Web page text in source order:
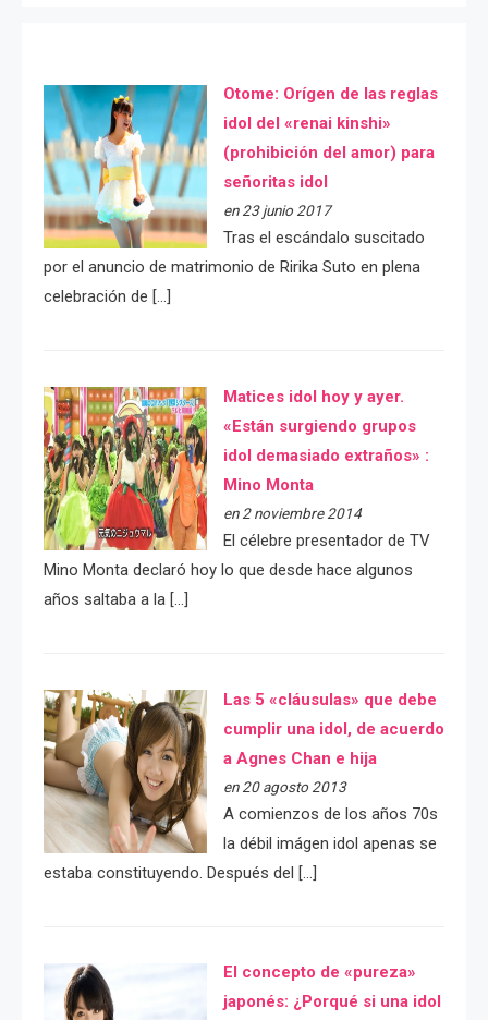
Otome: Orígen de las reglas
idol del «renai kinshi»
(prohibición del amor) para
señoritas idol
en 23 junio 2017
Tras el escándalo suscitado
por el anuncio de matrimonio de Ririka Suto en plena
celebración de […]
Matices idol hoy y ayer.
«Están surgiendo grupos
idol demasiado extraños» :
Mino Monta
en 2 noviembre 2014
El célebre presentador de TV
Mino Monta declaró hoy lo que desde hace algunos
años saltaba a la […]
Las 5 «cláusulas» que debe
cumplir una idol, de acuerdo
a Agnes Chan e hija
en 20 agosto 2013
A comienzos de los años 70s
la débil imágen idol apenas se
estaba constituyendo. Después del […]
El concepto de «pureza»
japonés: ¿Porqué si una idol